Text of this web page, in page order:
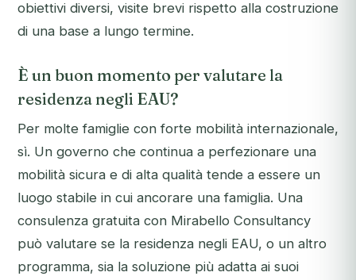
obiettivi diversi, visite brevi rispetto alla costruzione
di una base a lungo termine.
È un buon momento per valutare la
residenza negli EAU?
Per molte famiglie con forte mobilità internazionale,
sì. Un governo che continua a perfezionare una
mobilità sicura e di alta qualità tende a essere un
luogo stabile in cui ancorare una famiglia. Una
consulenza gratuita con Mirabello Consultancy
può valutare se la residenza negli EAU, o un altro
programma, sia la soluzione più adatta ai suoi